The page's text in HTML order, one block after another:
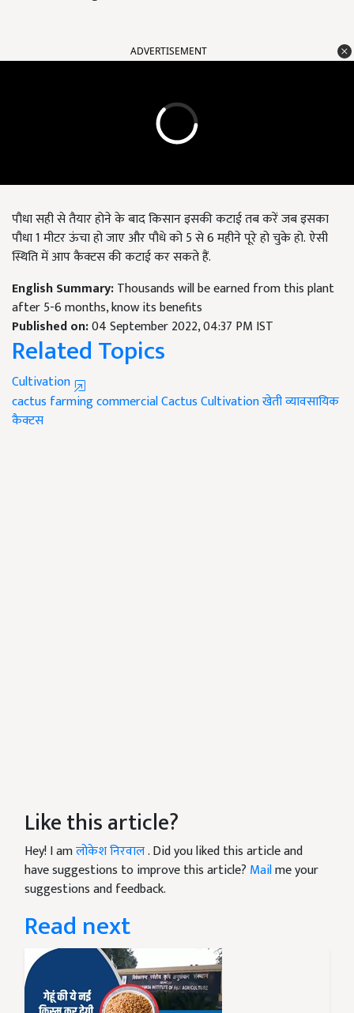
ADVERTISEMENT
पौधा सही से तैयार होने के बाद किसान इसकी कटाई तब करें जब इसका
पौधा 1 मीटर ऊंचा हो जाए और पौधे को 5 से 6 महीने पूरे हो चुके हो. ऐसी
स्थिति में आप कैक्टस की कटाई कर सकते हैं.
English Summary:Thousands will be earned from this plant
after 5-6 months, know its benefits
Published on:04 September 2022, 04:37 PM IST
Related Topics
Cultivation
cactus farming commercialCactus Cultivationखेती व्यावसायिक
कैक्टस
Like this article?
Hey! I amलोकेश निरवाल. Did you liked this article and
have suggestions to improve this article? Mailme your
suggestions and feedback.
Read next